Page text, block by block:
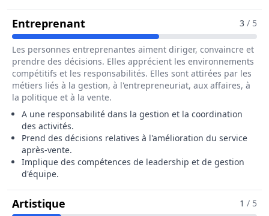
EntreprenantPour Le Métier De Responsable
3 / 5
Les personnes entreprenantes aiment diriger, convaincre et
prendre des décisions. Elles apprécient les environnements
compétitifs et les responsabilités. Elles sont attirées par les
métiers liés à la gestion, à l'entrepreneuriat, aux affaires, à
la politique et à la vente.
A une responsabilité dans la gestion et la coordination
des activités.
Prend des décisions relatives à l'amélioration du service
après-vente.
Implique des compétences de leadership et de gestion
d'équipe.
Artistique Pour Le Métier De Responsable 1 / 5